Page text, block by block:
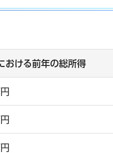
おける前年の総所得